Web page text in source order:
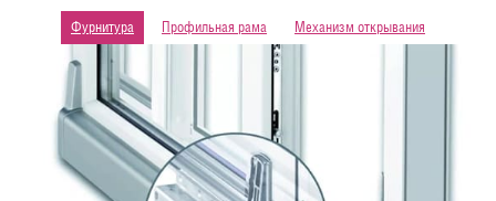
Фурнитура Профильная рама Механизм открывания